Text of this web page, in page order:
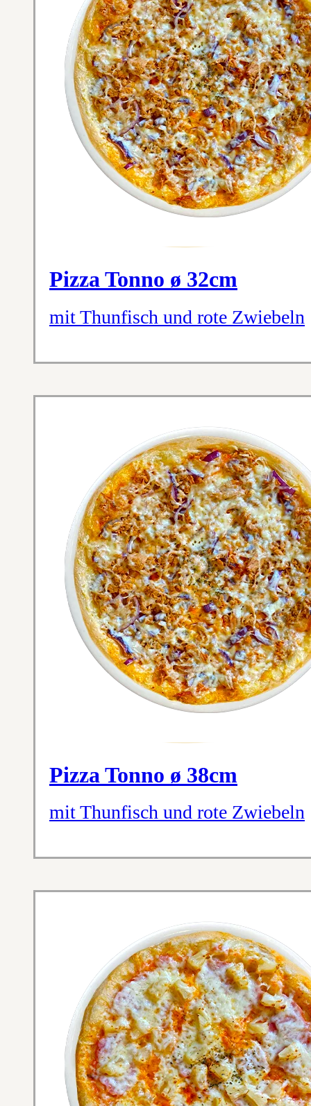
Pizza Tonno ø 32cm
mit Thunfisch und rote Zwiebeln
Pizza Tonno ø 38cm
mit Thunfisch und rote Zwiebeln